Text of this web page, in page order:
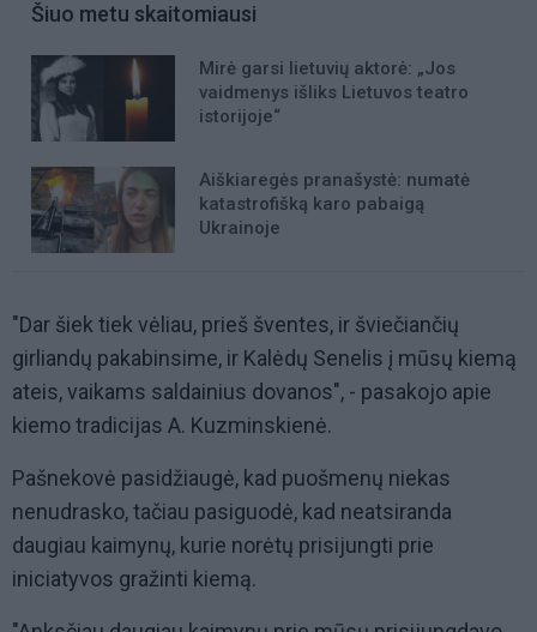
Šiuo metu skaitomiausi
Mirė garsi lietuvių aktorė: „Jos
vaidmenys išliks Lietuvos teatro
istorijoje“
Aiškiaregės pranašystė: numatė
katastrofišką karo pabaigą
Ukrainoje
"Dar šiek tiek vėliau, prieš šventes, ir šviečiančių
girliandų pakabinsime, ir Kalėdų Senelis į mūsų kiemą
ateis, vaikams saldainius dovanos", - pasakojo apie
kiemo tradicijas A. Kuzminskienė.
Pašnekovė pasidžiaugė, kad puošmenų niekas
nenudrasko, tačiau pasiguodė, kad neatsiranda
daugiau kaimynų, kurie norėtų prisijungti prie
iniciatyvos gražinti kiemą.